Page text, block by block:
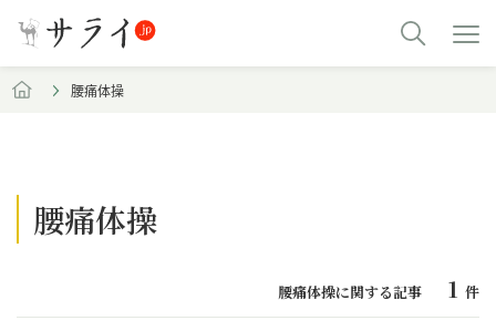
腰痛体操
腰痛体操
腰痛体操に関する記事 1 件